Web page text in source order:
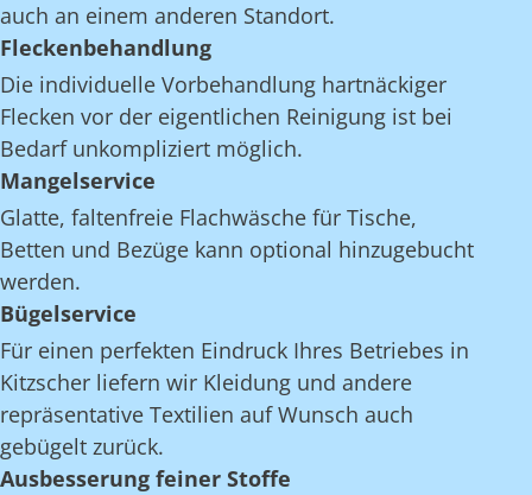
auch an einem anderen Standort.
Fleckenbehandlung
Die individuelle Vorbehandlung hartnäckiger
Flecken vor der eigentlichen Reinigung ist bei
Bedarf unkompliziert möglich.
Mangelservice
Glatte, faltenfreie Flachwäsche für Tische,
Betten und Bezüge kann optional hinzugebucht
werden.
Bügelservice
Für einen perfekten Eindruck Ihres Betriebes in
Kitzscher liefern wir Kleidung und andere
repräsentative Textilien auf Wunsch auch
gebügelt zurück.
Ausbesserung feiner Stoffe